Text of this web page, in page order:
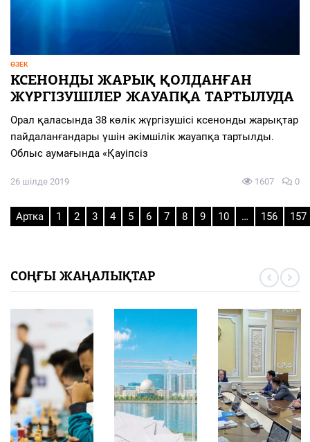
ӨЗЕК
KCЕНОНДЫ ЖАРЫҚ ҚОЛДАНҒАН
ЖҮРГІЗУШІЛЕР ЖАУАПҚА ТАРТЫЛУДА
Орал қаласында 38 көлік жүргізушісі ксенонды жарықтар
пайдаланғандары үшін әкімшілік жауапқа тартылды.
Облыс аумағында «Қауіпсіз
26 шілде 2019 1607 0
Артка 1 2 3 4 5 6 7 8 9 10 … 156 157
СОҢҒЫ ЖАҢАЛЫҚТАР